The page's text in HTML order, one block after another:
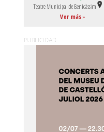
Teatre Municipal de Benicàssim
Ver más»
PUBLICIDAD